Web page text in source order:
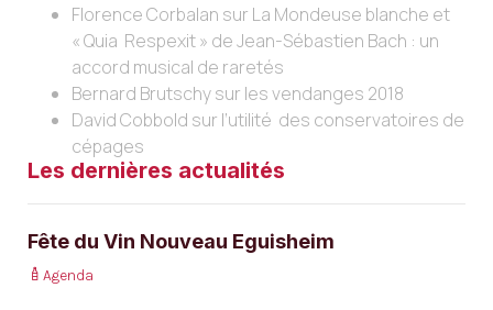
Florence Corbalan sur La Mondeuse blanche et
« Quia Respexit » de Jean-Sébastien Bach : un
accord musical de raretés
Bernard Brutschy sur les vendanges 2018
David Cobbold sur l’utilité des conservatoires de
cépages
Les dernières actualités
Fête du Vin Nouveau Eguisheim
Agenda